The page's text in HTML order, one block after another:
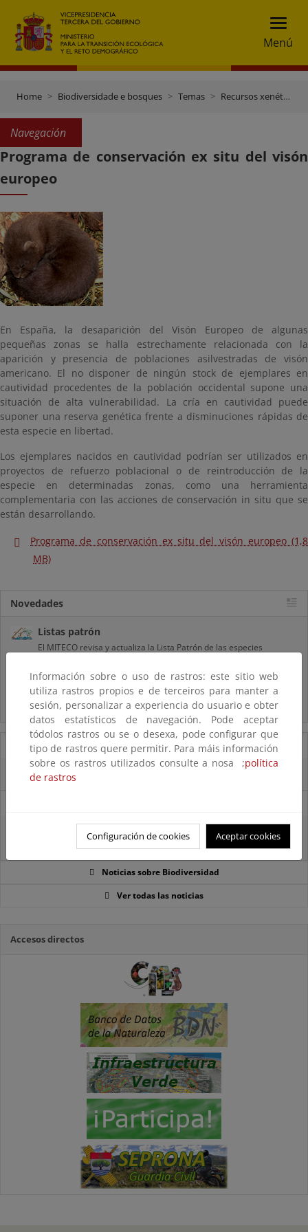
Menú
Home Biodiversidade e bosques Temas Recursos xenéticos e control do comercio
Navegación
Programa de conservación ex situ del visón
europeo
En España, la desaparición del Visón Europeo de algunas
pequeñas zonas se halla estrechamente relacionada con la
aparición y presencia de poblaciones asilvestradas de visón
americano. El no disponer de ningún stock de ejemplares en
cautividad procedentes de la población occidental supone una
situación de alta vulnerabilidad. La cría en cautividad puede
suponer una reserva genética frente a disminuciones rápidas de
esta especie en libertad.
Los ejemplares nacidos en cautividad podrían ser utilizados en
proyectos de refuerzo poblacional o de reintroducción de la
especie en determinadas zonas, como una herramienta
complementaria con las acciones de conservación in situ que se
están desarrollando.
Programa de conservación ex situ del visón europeo (1,8
MB)
Novedades
Listas patrón
El MITECO revisa y actualiza la Lista Patrón de las especies
Preguntas frecuentes...
Acceso a los recursos genéticos y reparto de beneficios
07/08/2025
El censo de aves del Parque Nacional de las Tablas bate récords históricos
La reunión ministerial de OSPAR refuerza la acción conjunta para proteger
Noticias sobre Biodiversidad
Ver todas las noticias
Accesos directos
Información sobre o uso de rastros: este sitio web
utiliza rastros propios e de terceiros para manter a
sesión, personalizar a experiencia do usuario e obter
datos estatísticos de navegación. Pode aceptar
tódolos rastros ou se o desexa, pode configurar que
tipo de rastros quere permitir. Para máis información
sobre os rastros utilizados consulte a nosa ;política
de rastros
Configuración de cookies Aceptar cookies